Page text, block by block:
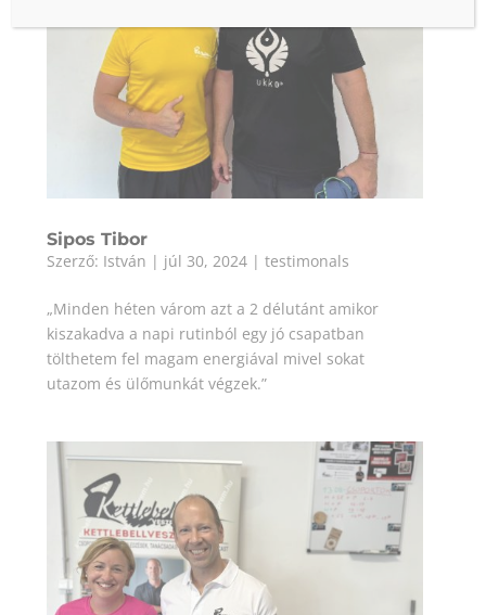
Sipos Tibor
Szerző: István | júl 30, 2024 |testimonals
„Minden héten várom azt a 2 délutánt amikor
kiszakadva a napi rutinból egy jó csapatban
tölthetem fel magam energiával mivel sokat
utazom és ülőmunkát végzek.”